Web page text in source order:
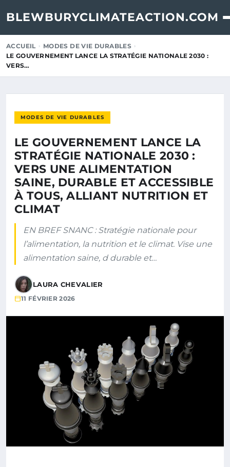
BLEWBURYCLIMATEACTION.COM
ACCUEIL
MODES DE VIE DURABLES
LE GOUVERNEMENT LANCE LA STRATÉGIE NATIONALE 2030 :
VERS…
MODES DE VIE DURABLES
LE GOUVERNEMENT LANCE LA
STRATÉGIE NATIONALE 2030 :
VERS UNE ALIMENTATION
SAINE, DURABLE ET ACCESSIBLE
À TOUS, ALLIANT NUTRITION ET
CLIMAT
EN BREF SNANC : Stratégie nationale pour
l’alimentation, la nutrition et le climat. Vise une
alimentation saine, d durable et…
LAURA CHEVALIER
11 FÉVRIER 2026